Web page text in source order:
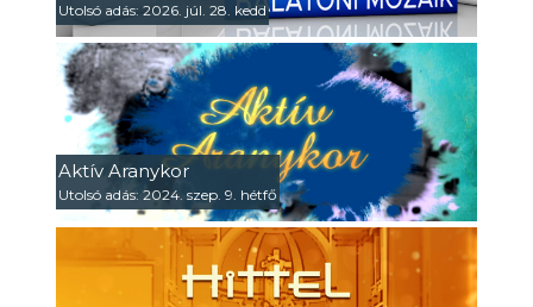
Utolsó adás: 2026. júl. 28. kedd
Aktív Aranykor
Utolsó adás: 2024. szep. 9. hétfő